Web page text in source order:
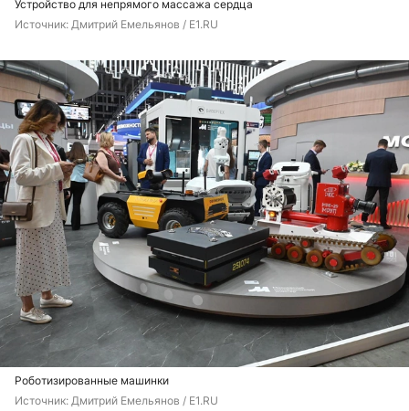
Устройство для непрямого массажа сердца
Источник: Дмитрий Емельянов / E1.RU
Роботизированные машинки
Источник: Дмитрий Емельянов / E1.RU